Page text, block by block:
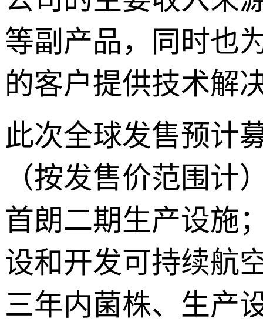
等副产品，同时也
的客户提供技术解
此次全球发售预计
（按发售价范围计
首朗二期生产设施
设和开发可持续航
三年内菌株、生产